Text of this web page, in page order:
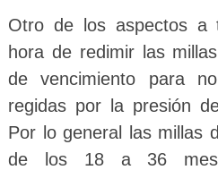
Otro de los aspectos a
hora de redimir las
de vencimiento para
regidas por la presión
Por lo general las millas
de los 18 a 36